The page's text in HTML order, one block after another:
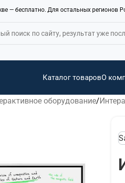
— бесплатно. Для остальных регионов
Каталог товаровО
оборудование